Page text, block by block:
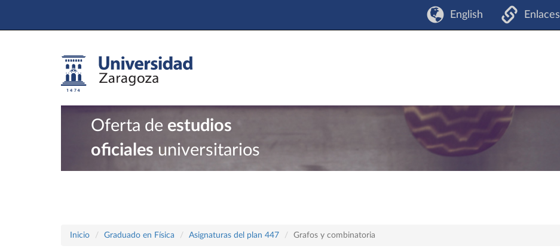
English Enlaces
Oferta de estudios
oficiales universitarios
Inicio Graduado en Física Asignaturas del plan 447 Grafos y combinatoria